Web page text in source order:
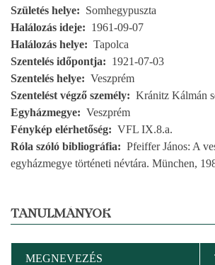
Születés helye
Somhegypuszta
Halálozás ideje
1961-09-07
Halálozás helye
Tapolca
Szentelés időpontja
1921-07-03
Szentelés helye
Veszprém
Szentelést végző személy
Kránitz Kálmán
Egyházmegye
Veszprém
Fénykép elérhetőség
VFL IX.8.a.
Róla szóló bibliográfia
Pfeiffer János: A
egyházmegye történeti névtára. München,
TANULMÁNYOK
MEGNEVEZÉS